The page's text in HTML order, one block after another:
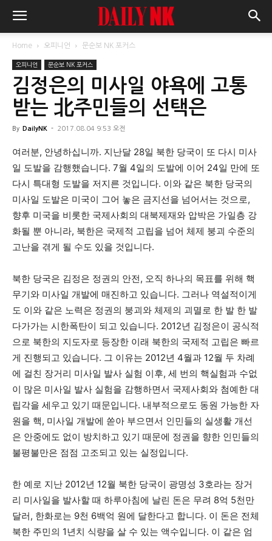
Home 오피니언 문순보 NK 포커스
오피니언 문순보 NK 포커스
김정은의 미사일 야욕에 고통
받는 北주민들의 선택은
By DailyNK - 2017.08.04 9:53 오전
여러분, 안녕하십니까. 지난달 28일 북한 당국이 또 다시 미사
일 도발을 감행했습니다. 7월 4일의 도발에 이어 24일 만에 또
다시 특대형 도발을 저지른 것입니다. 이와 같은 북한 당국의
미사일 도발은 미국이 그어 놓은 금지선을 넘어서는 것으로,
향후 미국을 비롯한 국제사회의 대북제재와 압박은 가일층 강
화될 뿐 아니라, 북한은 국제적 고립을 넘어 체제 붕괴 수준의
고난을 겪게 될 수도 있을 것입니다.
북한 당국은 김정은 정권의 안전, 오직 하나의 목표를 위해 핵
무기와 미사일 개발에 매진하고 있습니다. 그러나 역설적이게
도 이와 같은 노력은 정권의 붕괴와 체제의 괴멸로 한 발 한 발
다가가는 시한폭탄이 되고 있습니다. 2012년 김정은이 공식적
으로 북한의 지도자로 등장한 이래 북한의 국제적 고립은 빠르
게 진행되고 있습니다. 그 이유는 2012년 4월과 12월 두 차례
에 걸친 장거리 미사일 발사 실험 이후, 세 번의 핵실험과 수없
이 많은 미사일 발사 실험을 감행하면서 국제사회와 첨예한 대
립각을 세우고 있기 때문입니다. 내부적으로도 동원 가능한 자
원을 핵, 미사일 개발에 쏟아 부으면서 인민들의 실생활 개선
은 안중에도 없이 방치하고 있기 때문에 정권을 향한 인민들의
불평불만은 점점 고조되고 있는 실정입니다.
한 예로 지난 2012년 12월 북한 당국이 광명성 3호라는 장거
리 미사일을 발사할 때 하루아침에 날린 돈은 무려 8억 5천만
달러, 한화로는 9천 6백억 원에 달한다고 합니다. 이 돈은 전체
북한 주민의 1년치 식량을 살 수 있는 액수입니다. 이 같은 엄